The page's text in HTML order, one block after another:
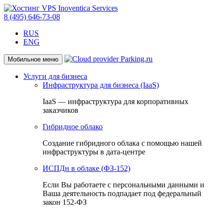
8 (495) 646-73-08
RUS
ENG
Мобильное меню
Услуги для бизнеса
Инфраструктура для бизнеса (IaaS)
IaaS — инфраструктура для корпоративных
заказчиков
Гибридное облако
Создание гибридного облака с помощью нашей
инфраструктуры в дата-центре
ИСПДн в облаке (ФЗ-152)
Если Вы работаете с персональными данными и
Ваша деятельность подпадает под федеральный
закон 152-ФЗ